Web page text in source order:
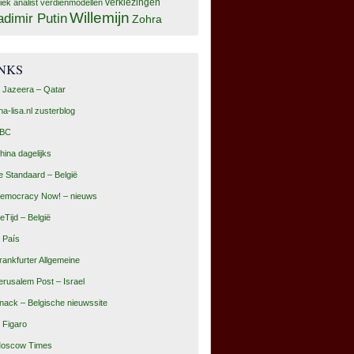
analist verdienmodellen verkiezingen
PutinWillemijn Zohra
Jazeera – Qatar
lisa.nl zusterblog
dagelijks
Standaard – België
Now! – nieuws
– België
País
Allgemeine
Post – Israel
– Belgische nieuwssite
Figaro
Times